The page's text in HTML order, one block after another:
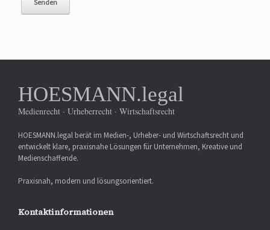
HOESMANN.legal
Medienrecht · Urheberrecht · Wirtschaftsrecht
HOESMANN.legal berät im Medien-, Urheber- und Wirtschaftsrecht und
entwickelt klare, praxisnahe Lösungen für Unternehmen, Kreative und
Medienschaffende.
Praxisnah, modern und lösungsorientiert.
Kontaktinformationen